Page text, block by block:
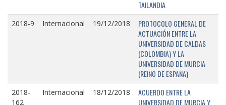
TAILANDIA
2018-9 Internacional 19/12/2018
PROTOCOLO GENERAL DE
ACTUACIÓN ENTRE LA
UNIVERSIDAD DE CALDAS
(COLOMBIA) Y LA
UNIVERSIDAD DE MURCIA
(REINO DE ESPAÑA)
2018-
162
Internacional 18/12/2018
ACUERDO ENTRE LA
UNIVERSIDAD DE MURCIA Y